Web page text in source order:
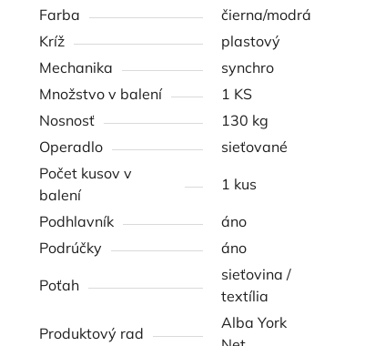
Farba
čierna/modrá
Kríž
plastový
Mechanika
synchro
Množstvo v balení
1 KS
Nosnosť
130 kg
Operadlo
sieťované
Počet kusov v
balení
1 kus
Podhlavník
áno
Podrúčky
áno
Poťah
sieťovina /
textília
Produktový rad
Alba York